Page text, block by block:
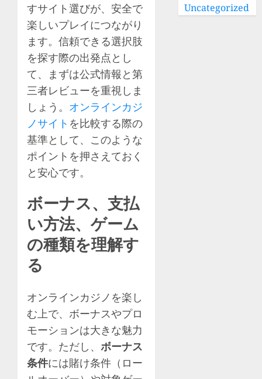
すサイト選びが、安全で
楽しいプレイにつながり
ます。信頼できる選択肢
を探す際の出発点とし
て、まずは公式情報と第
三者レビューを重視しま
しょう。 オンラインカジ
ノサイト を比較する際の
基準として、このような
ポイントを押さえておく
と安心です。
ボーナス、支払
い方法、ゲーム
の種類を理解す
る
オンラインカジノを楽し
む上で、ボーナスやプロ
モーションは大きな魅力
です。ただし、 ボーナス
条件には賭け条件（ロー
Uncategorized